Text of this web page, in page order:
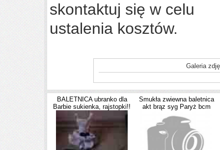
skontaktuj się w celu
ustalenia kosztów.
Galeria
BALETNICA ubranko dla
Barbie sukienka, rajstopki!!
Smukła zwiewna baletnica
akt brąz syg Paryż bcm